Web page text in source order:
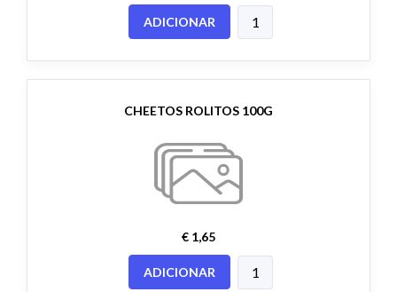
ADICIONAR
CHEETOS ROLITOS 100G
€ 1,65
ADICIONAR